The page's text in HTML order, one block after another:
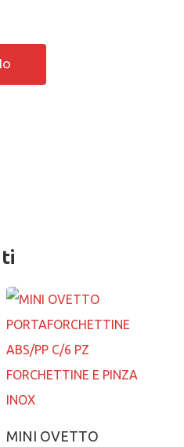
Aggiungi al carrello
MINI OVETTO